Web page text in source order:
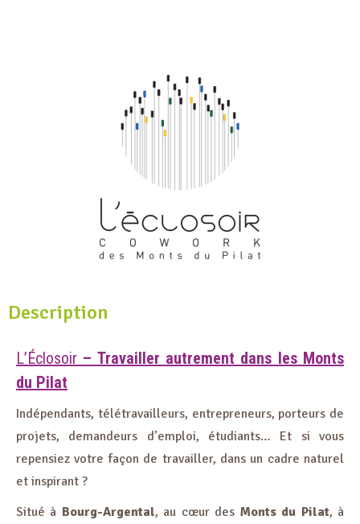
Description
L’Éclosoir – Travailler autrement dans les Monts
du Pilat
Indépendants, télétravailleurs, entrepreneurs, porteurs de
projets, demandeurs d’emploi, étudiants… Et si vous
repensiez votre façon de travailler, dans un cadre naturel
et inspirant ?
Situé à Bourg-Argental, au cœur des Monts du Pilat, à